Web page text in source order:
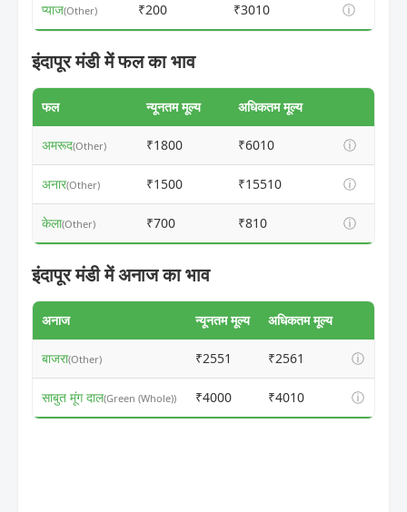
प्याज(Other) ₹200 ₹3010 ⓘ
इंदापूर मंडी में फल का भाव
फल न्यूनतम मूल्य अधिकतम मूल्य
अमरूद(Other) ₹1800 ₹6010 ⓘ
अनार(Other) ₹1500 ₹15510 ⓘ
केला(Other) ₹700 ₹810 ⓘ
इंदापूर मंडी में अनाज का भाव
अनाज न्यूनतम मूल्य अधिकतम मूल्य
बाजरा(Other) ₹2551 ₹2561 ⓘ
साबुत मूंग दाल(Green (Whole)) ₹4000 ₹4010 ⓘ